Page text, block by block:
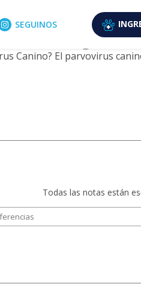
SEGUINOS
etiquetas:
Canino: Signos
Canino? El parvovirus
Todas las notas están